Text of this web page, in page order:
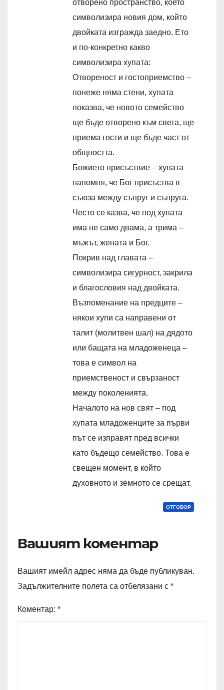
отворено пространство, което
символизира новия дом, който
двойката изгражда заедно. Ето
и по-конкретно какво
символизира хупата:
Отвореност и гостоприемство –
понеже няма стени, хупата
показва, че новото семейство
ще бъде отворено към света, ще
приема гости и ще бъде част от
общността.
Божието присъствие – хупата
напомня, че Бог присъства в
съюза между съпруг и съпруга.
Често се казва, че под хупата
има не само двама, а трима –
мъжът, жената и Бог.
Покрив над главата –
символизира сигурност, закрила
и благословия над двойката.
Възпоменание на предците –
някои хупи са направени от
талит (молитвен шал) на дядото
или бащата на младоженеца –
това е символ на
приемственост и свързаност
между поколенията.
Началото на нов свят – под
хупата младоженците за първи
път се изправят пред всички
като бъдещо семейство. Това е
свещен момент, в който
духовното и земното се срещат.
ОТГОВОР
Вашият коментар
Вашият имейл адрес няма да бъде публикуван.
Задължителните полета са отбелязани с *
Коментар: *